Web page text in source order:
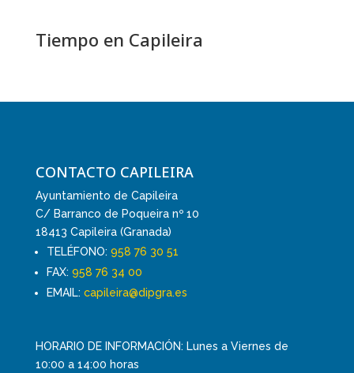
Tiempo en Capileira
CONTACTO CAPILEIRA
Ayuntamiento de Capileira
C/ Barranco de Poqueira nº 10
18413 Capileira (Granada)
TELÉFONO: 958 76 30 51
FAX: 958 76 34 00
EMAIL: capileira@dipgra.es
HORARIO DE INFORMACIÓN: Lunes a Viernes de
10:00 a 14:00 horas